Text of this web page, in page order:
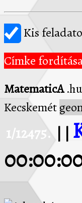
Kis
Címke
MatematicA.hu
Kecskemét
1/12475.| |
Adott két pont: 12 A 4 és 32 B 1 .